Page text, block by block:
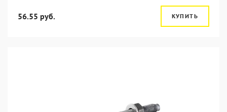
56.55 руб. КУПИТЬ